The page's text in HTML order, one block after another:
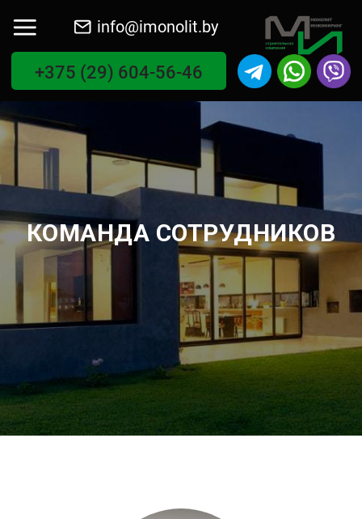
info@imonolit.by
+375 (29) 604-56-46
КОМАНДА СОТРУДНИКОВ